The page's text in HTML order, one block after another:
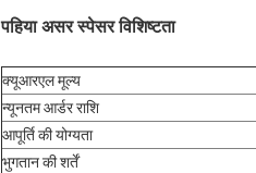
पहिया असर स्पेसर विशिष्टता
क्यूआरएल मूल्य
न्यूनतम आर्डर राशि
आपूर्ति की योग्यता
भुगतान की शर्तें